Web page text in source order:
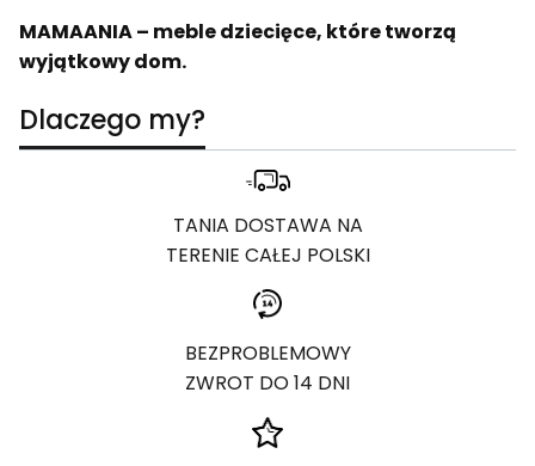
MAMAANIA – meble dziecięce, które tworzą
wyjątkowy dom.
Dlaczego my?
TANIA DOSTAWA NA
TERENIE CAŁEJ POLSKI
BEZPROBLEMOWY
ZWROT DO 14 DNI